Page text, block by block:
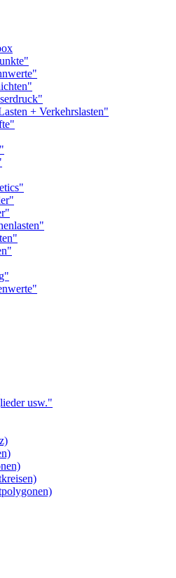
+ Verkehrslasten"
usw."